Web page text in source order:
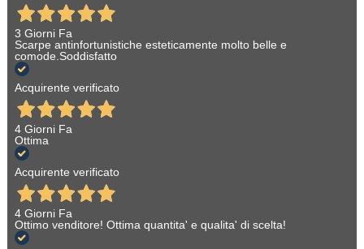
3 Giorni Fa
Scarpe antinfortunistiche esteticamente molto belle e
comode.Soddisfatto
Acquirente verificato
4 Giorni Fa
Ottima
Acquirente verificato
4 Giorni Fa
Ottimo venditore! Ottima quantita' e qualita' di scelta!